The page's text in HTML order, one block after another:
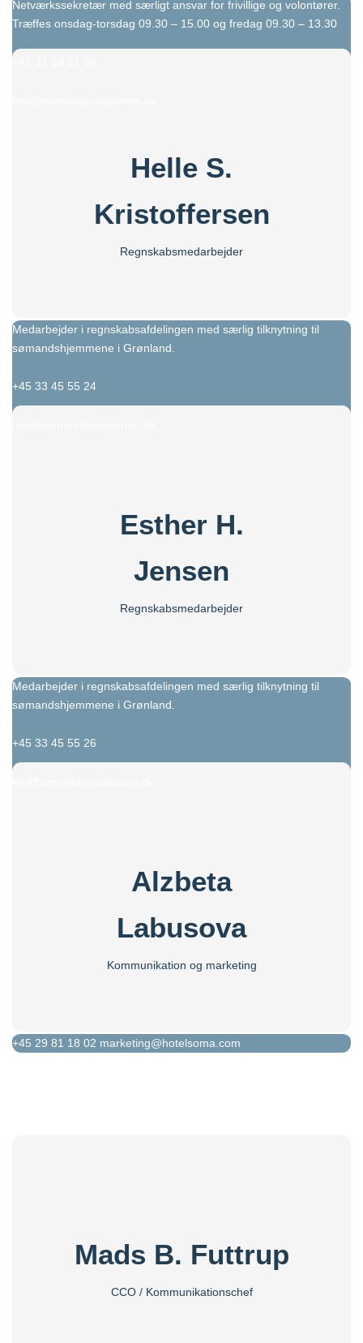
Netværkssekretær med særligt ansvar for frivillige og volontører.
Træffes onsdag-torsdag 09.30 – 15.00 og fredag 09.30 – 13.30
Helle S.
Kristoffersen
Regnskabsmedarbejder
Medarbejder i regnskabsafdelingen med særlig tilknytning til
sømandshjemmene i Grønland.
+45 33 45 55 24
Esther H.
Jensen
Regnskabsmedarbejder
Medarbejder i regnskabsafdelingen med særlig tilknytning til
sømandshjemmene i Grønland.
+45 33 45 55 26
Alzbeta
Labusova
Kommunikation og marketing
+45 29 81 18 02 marketing@hotelsoma.com
Mads B. Futtrup
CCO / Kommunikationschef